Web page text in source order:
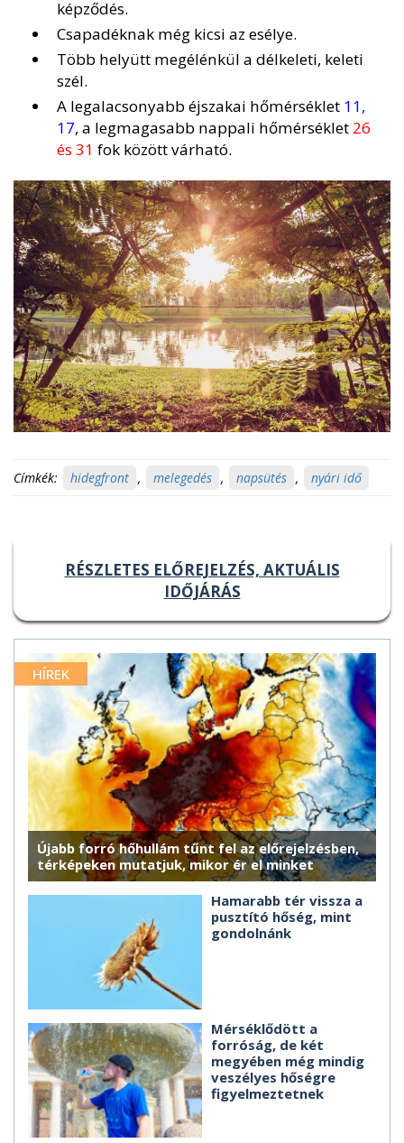
képződés.
Csapadéknak még kicsi az esélye.
Több helyütt megélénkül a délkeleti, keleti
szél.
A legalacsonyabb éjszakai hőmérséklet 11,
17, a legmagasabb nappali hőmérséklet 26
és 31 fok között várható.
Címkék: hidegfront , melegedés , napsütés , nyári idő
RÉSZLETES ELŐREJELZÉS, AKTUÁLIS
IDŐJÁRÁS
HÍREK
Újabb forró hőhullám tűnt fel az előrejelzésben,
térképeken mutatjuk, mikor ér el minket
Hamarabb tér vissza a
pusztító hőség, mint
gondolnánk
Mérséklődött a
forróság, de két
megyében még mindig
veszélyes hőségre
figyelmeztetnek